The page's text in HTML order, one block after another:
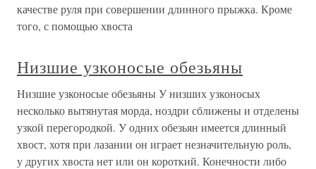
качестве руля при совершении длинного прыжка. Кроме
того, с помощью хвоста
Низшие узконосые обезьяны
Низшие узконосые обезьяны У низших узконосых
несколько вытянутая морда, ноздри сближены и отделены
узкой перегородкой. У одних обезьян имеется длинный
хвост, хотя при лазании он играет незначительную роль,
у других хвоста нет или он короткий. Конечности либо